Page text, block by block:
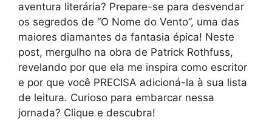
aventura literária? Prepare-se para desvendar
os segredos de “O Nome do Vento”, uma das
maiores diamantes da fantasia épica! Neste
post, mergulho na obra de Patrick Rothfuss,
revelando por que ela me inspira como escritor
e por que você PRECISA adicioná-la à sua lista
de leitura. Curioso para embarcar nessa
jornada? Clique e descubra!